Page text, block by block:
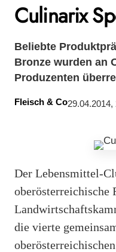
Culinarix
Beliebte
Bronze wurden an
Produzenten
Fleisch & Co29.04.2014,
Der Lebensmittel-
oberösterreichische
die vierte